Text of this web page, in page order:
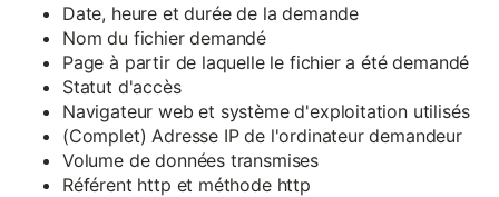
Date, heure et durée de la demande
Nom du fichier demandé
Page à partir de laquelle le fichier a été demandé
Statut d'accès
Navigateur web et système d'exploitation utilisés
(Complet) Adresse IP de l'ordinateur demandeur
Volume de données transmises
Référent http et méthode http